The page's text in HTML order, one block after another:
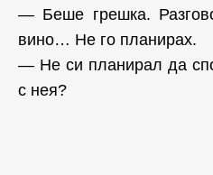
— Беше грешка.
вино… Не го планирах.
— Не си планирал да
с нея?